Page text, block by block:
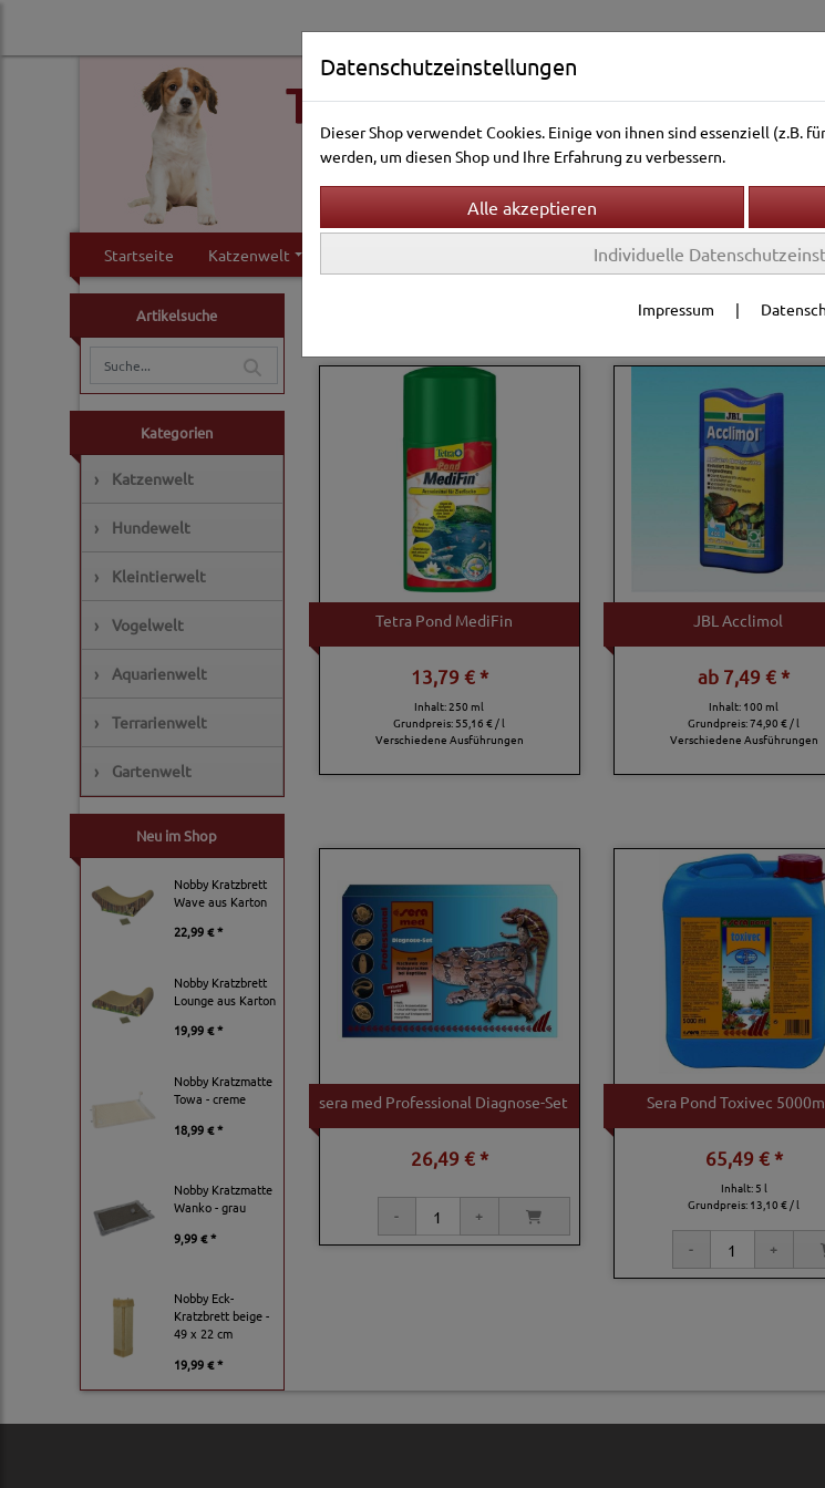
Startseite Katzenwelt Vogelwelt Aquarienwelt
Artikelsuche
Kategorien
› Katzenwelt
› Hundewelt
› Kleintierwelt
› Vogelwelt
› Aquarienwelt
› Terrarienwelt
› Gartenwelt
Neu im Shop
Nobby Kratzbrett
Wave aus Karton
22,99 € *
Nobby Kratzbrett
Lounge aus Karton
19,99 € *
Nobby Kratzmatte
Towa - creme
18,99 € *
Nobby Kratzmatte
Wanko - grau
9,99 € *
Nobby Eck-
Kratzbrett beige -
49 x 22 cm
19,99 € *
Tetra Pond MediFin
13,79 € *
Inhalt: 250 ml
Grundpreis: 55,16 € / l
Verschiedene Ausführungen
JBL Acclimol
ab 7,49 € *
Inhalt: 100 ml
Grundpreis:74,90 € / l
Verschiedene Ausführungen
sera med Professional Diagnose-Set
26,49 € *
Sera Pond Toxivec
65,49 € *
Inhalt: 5 l
Grundpreis: 13,10 € / l
Datenschutzeinstellungen
Dieser Shop verwendet Cookies. Einige von ihnen sind essenziell (z.B.
werden, um diesen Shop und Ihre Erfahrung zu verbessern.
Individuelle
Impressum |